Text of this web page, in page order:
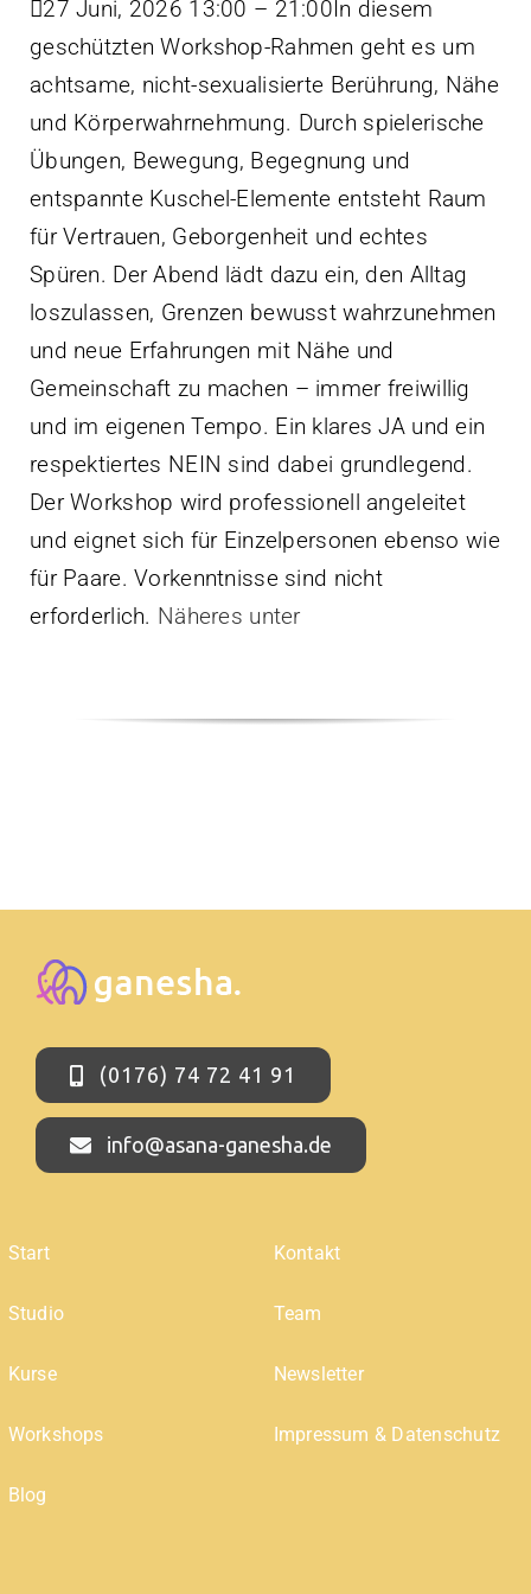
Kontakt
27 Juni, 2026 13:00 – 21:00In diesem
geschützten Workshop-Rahmen geht es um
achtsame, nicht-sexualisierte Berührung, Nähe
und Körperwahrnehmung. Durch spielerische
Übungen, Bewegung, Begegnung und
entspannte Kuschel-Elemente entsteht Raum
für Vertrauen, Geborgenheit und echtes
Spüren. Der Abend lädt dazu ein, den Alltag
loszulassen, Grenzen bewusst wahrzunehmen
und neue Erfahrungen mit Nähe und
Gemeinschaft zu machen – immer freiwillig
und im eigenen Tempo. Ein klares JA und ein
respektiertes NEIN sind dabei grundlegend.
Der Workshop wird professionell angeleitet
und eignet sich für Einzelpersonen ebenso wie
für Paare. Vorkenntnisse sind nicht
erforderlich. Näheres unter
(0176) 74 72 41 91
info@asana-ganesha.de
Start
Studio
Kurse
Workshops
Blog
Kontakt
Team
Newsletter
Impressum & Datenschutz